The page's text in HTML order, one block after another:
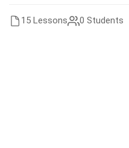
15 Lessons 0 Students